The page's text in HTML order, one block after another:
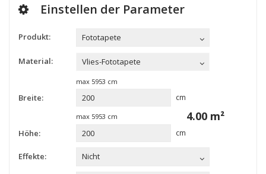
Einstellen der Parameter
Produkt: Fototapete
Material: Vlies-Fototapete
max 5953 cm
Breite: cm
max 5953 cm
Höhe: cm
4.00 m²
Effekte: Nicht